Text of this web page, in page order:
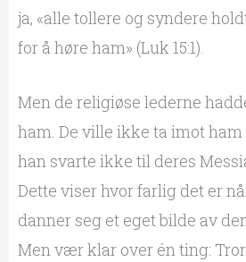
ja, «alle tollere og syndere
for å høre ham» (Luk 15:1).
Men de religiøse lederne
ham. De ville ikke ta imot ham
han svarte ikke til deres
Dette viser hvor farlig det er
danner seg et eget bilde av
Men vær klar over én ting: